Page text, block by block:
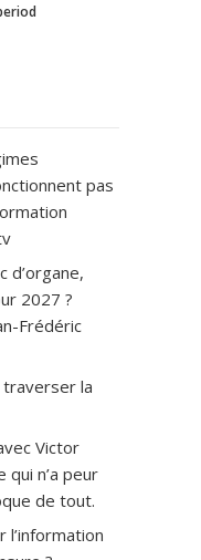
pas
d’organe,
2027 ?
Frédéric
traverser la
Victor
qui n’a peur
de tout.
l’information